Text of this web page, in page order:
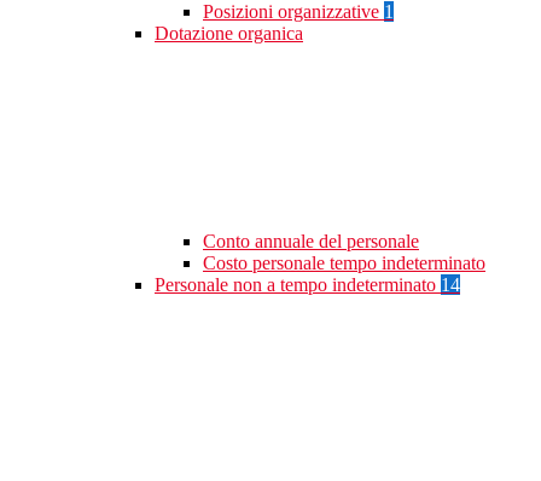
Posizioni organizzative 1
Dotazione organica
Conto annuale del personale
Costo personale tempo indeterminato
Personale non a tempo indeterminato 14